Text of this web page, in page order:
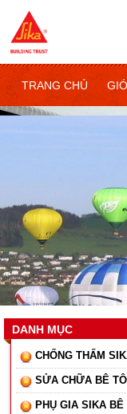
TRANG CHỦ
DANH MỤC
CHỐNG THẤM
SỬA CHỮA BÊ
PHỤ GIA SIKA BÊ